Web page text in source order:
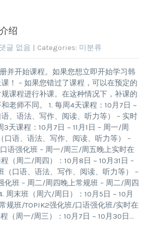
绍
글 없음 | Categories: 미분류
并开始课程。如果您想立即开始学习韩
！ – 如果您错过了课程，可以在预定的
课程进行补课。在这种情况下，补课的
老师不同。 1. 每周4天课程：10月7日 ~
语、语法、写作、阅读、听力等） – 实时
天课程：10月7日 ~ 11月1日 – 周一/周
口语、语法、写作、阅读、听力等） –
语强化班 – 周一/周三/周五晚上实时在
（周二/周四）：10月8日 ~ 10月31日 –
（口语、语法、写作、阅读、听力等） –
化班 – 周二/周四晚上常规班 – 周二/周四
周末班（周六/周日）：10月5日 ~ 10月
规班/TOPIK2强化班/口语强化班/实时在
（周一/周三）：10月7日 ~ 10月30日…